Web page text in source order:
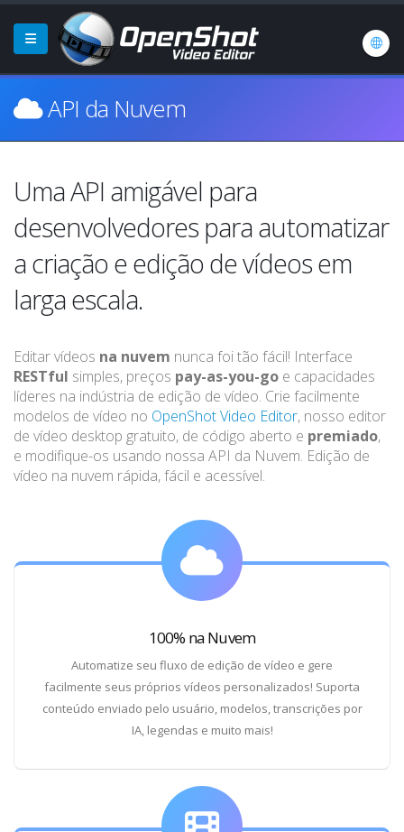
API da Nuvem
Uma API amigável para
desenvolvedores para automatizar
a criação e edição de vídeos em
larga escala.
Editar vídeos na nuvem nunca foi tão fácil! Interface
RESTful simples, preços pay-as-you-go e capacidades
líderes na indústria de edição de vídeo. Crie facilmente
modelos de vídeo no OpenShot Video Editor, nosso editor
de vídeo desktop gratuito, de código aberto e premiado,
e modifique-os usando nossa API da Nuvem. Edição de
vídeo na nuvem rápida, fácil e acessível.
100% na Nuvem
Automatize seu fluxo de edição de vídeo e gere
facilmente seus próprios vídeos personalizados! Suporta
conteúdo enviado pelo usuário, modelos, transcrições por
IA, legendas e muito mais!